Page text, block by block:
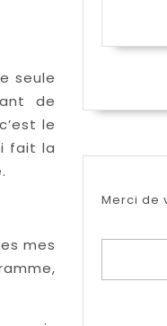
seule
de
le
fait la
mes
Merci de